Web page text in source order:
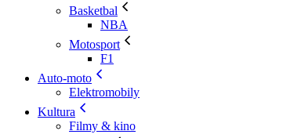
Basketbal
NBA
Motosport
F1
Auto-moto
Elektromobily
Kultura
Filmy & kino